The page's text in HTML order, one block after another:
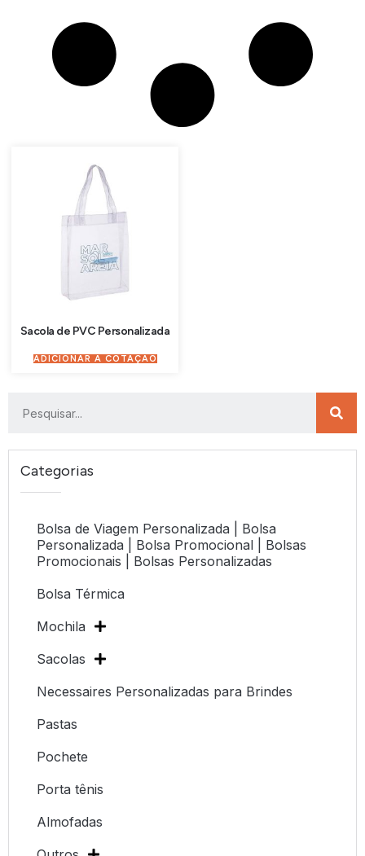
Categorias
Bolsa de Viagem Personalizada | Bolsa
Personalizada | Bolsa Promocional | Bolsas
Promocionais | Bolsas Personalizadas
Bolsa Térmica
Mochila
Sacolas
Necessaires Personalizadas para Brindes
Pastas
Pochete
Porta tênis
Almofadas
Sacola de PVC Personalizada
ADICIONAR À COTAÇÃO